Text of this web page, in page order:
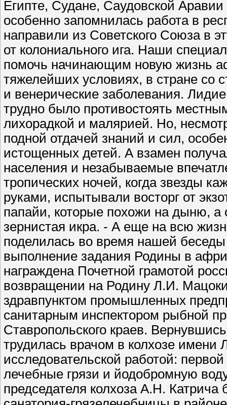
Египте, Судане, Саудовской
особенно запомнилась работа в
направили из Советского Союза в
от колониального ига. Наши
помочь начинающим новую жизнь
тяжелейших условиях, в стране со
и венерические заболевания.
трудно было противостоять
лихорадкой и малярией. Но,
подной отдачей знаний и сил,
истощенных детей. А взамен
населения и незабываемые
тропических ночей, когда звезды
руками, испытывали восторг от
папайи, которые похожи на дыню, а
зернистая икра. - А еще на всю
поделилась во время нашей
выполнение задания Родины в
награждена Почетной грамотой
возвращении на Родину Л.И.
здравпунктом промышленных
санитарным инспектором рыбной
Ставропольского краев.
трудилась врачом в колхозе имени
исследовательской работой:
лечебные грязи и йодобромную
председателя колхоза А.Н.